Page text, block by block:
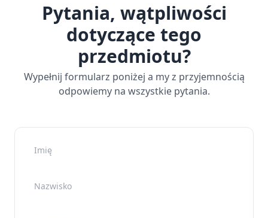
Pytania, wątpliwości
dotyczące tego
przedmiotu?
Wypełnij formularz poniżej a my z przyjemnością
odpowiemy na wszystkie pytania.
Nazwisko